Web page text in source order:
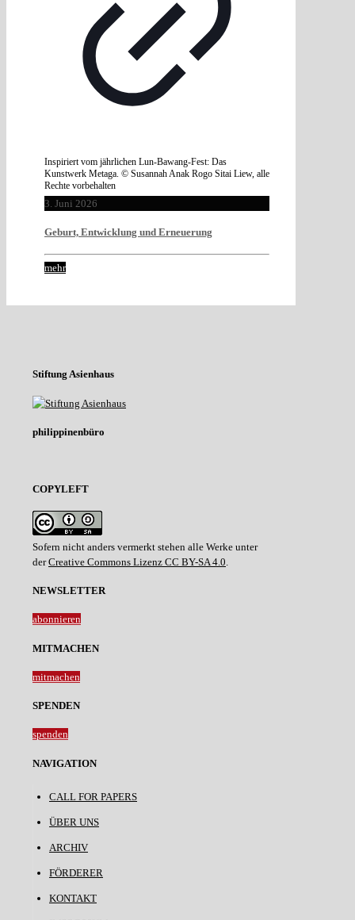
Inspiriert vom jährlichen Lun-Bawang-Fest: Das
Kunstwerk Metaga. © Susannah Anak Rogo Sitai Liew, alle
Rechte vorbehalten
3. Juni 2026
Geburt, Entwicklung und Erneuerung
mehr
Stiftung Asienhaus
philippinenbüro
COPYLEFT
Sofern nicht anders vermerkt stehen alle Werke unter
derCreative Commons Lizenz CC BY-SA 4.0
NEWSLETTER
abonnieren
MITMACHEN
mitmachen
SPENDEN
spenden
NAVIGATION
CALL FOR PAPERS
ÜBER UNS
ARCHIV
FÖRDERER
KONTAKT